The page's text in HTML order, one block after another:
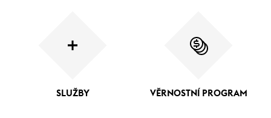
SLUŽBY VĚRNOSTNÍ PROGRAM